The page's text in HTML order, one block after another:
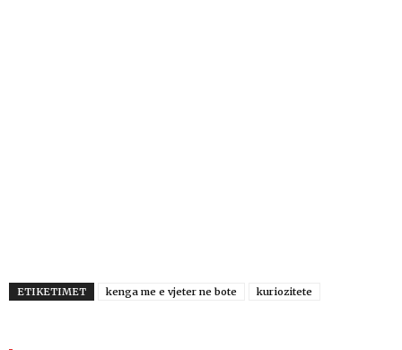
ETIKETIMET kenga me e vjeter ne bote kuriozitete